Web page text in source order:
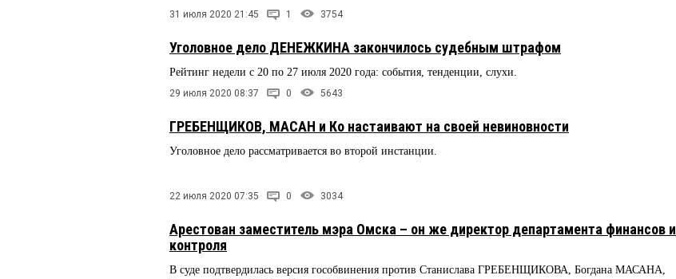
31 июля 2020 21:45 1 3754
Уголовное дело ДЕНЕЖКИНА закончилось судебным штрафом
Рейтинг недели с 20 по 27 июля 2020 года: события, тенденции, слухи.
29 июля 2020 08:37 0 5643
ГРЕБЕНЩИКОВ, МАСАН и Ко настаивают на своей невиновности
Уголовное дело рассматривается во второй инстанции.
22 июля 2020 07:35 0 3034
Арестован заместитель мэра Омска – он же директор департамента финансов и
контроля
В суде подтвердилась версия гособвинения против Станислава ГРЕБЕНЩИКОВА, Богдана МАСАНА,